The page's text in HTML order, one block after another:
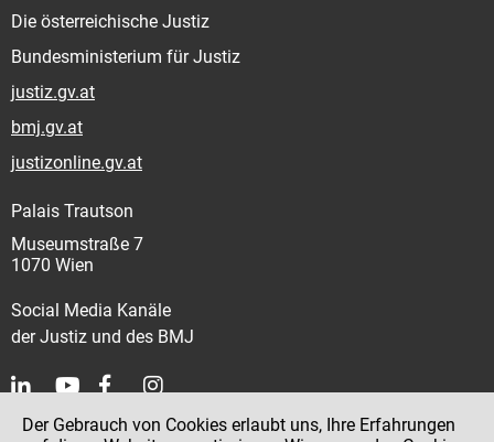
Die österreichische Justiz
Bundesministerium für Justiz
justiz.gv.at
bmj.gv.at
justizonline.gv.at
Palais Trautson
Museumstraße 7
1070 Wien
Social Media Kanäle
der Justiz und des BMJ
Kontakt
Der Gebrauch von Cookies erlaubt uns, Ihre Erfahrungen